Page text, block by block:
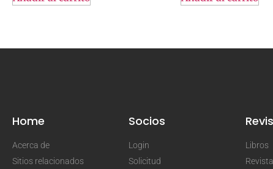
Home
Acerca de
Sitios relacionados
Socios
Login
Solicitud
Libros